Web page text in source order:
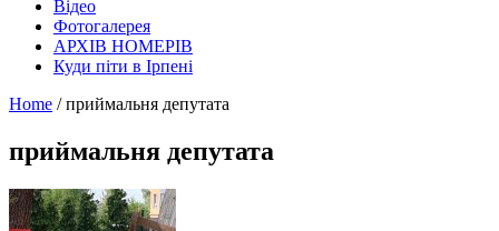
Відео
Фотогалерея
АРХІВ НОМЕРІВ
Куди піти в Ірпені
Home / приймальня депутата
приймальня депутата